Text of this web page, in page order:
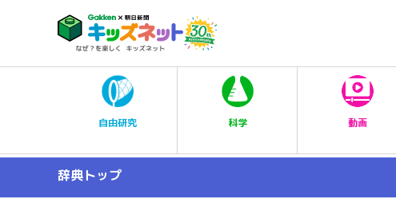
自由研究 科学 動画
辞典トップ